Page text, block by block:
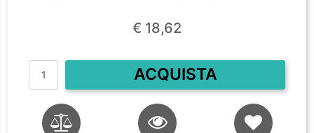
€ 18,62
Quantità
ACQUISTA